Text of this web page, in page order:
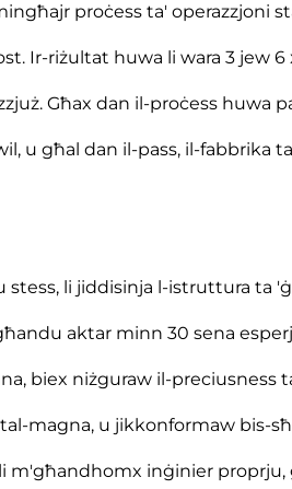
proċess ta' operazzjoni
Ir-riżultat huwa li wara 3 jew
Għax dan il-proċess huwa
u għal dan il-pass, il-fabbrika
li jiddisinja l-istruttura ta
aktar minn 30 sena
biex niżguraw il-preciusness
magna, u jikkonformaw bis-
m'għandhomx inġinier